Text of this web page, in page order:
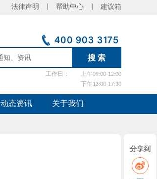
建议箱
帮助中心 |
法律声明 |
工作日：
上午09:00-12:00
下午13:00-17:30
动态资讯 关于我们
分享到